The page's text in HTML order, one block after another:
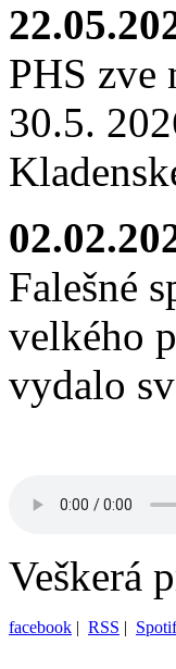
PHS zve
30.5.
Falešné
velkého
vydalo
Veškerá
facebook | RSS |